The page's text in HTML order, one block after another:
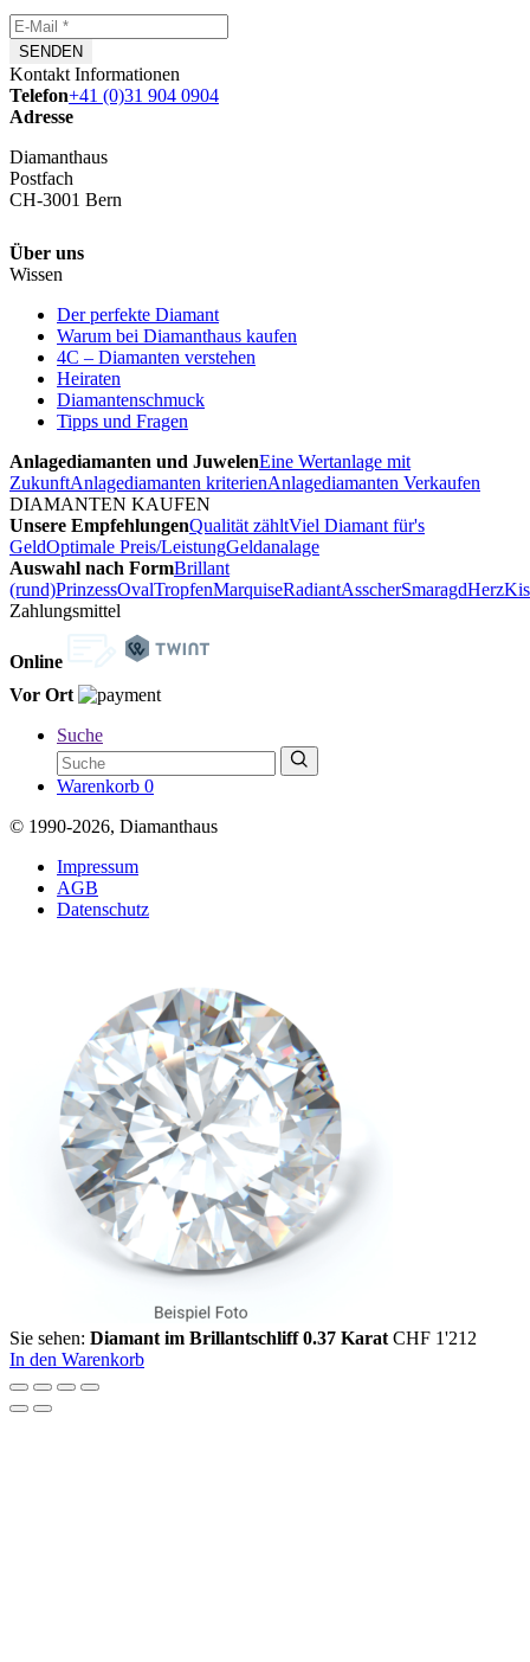
Kontakt Informationen
Telefon+41 (0)31 904 0904
Adresse
Diamanthaus
Postfach
CH-3001 Bern
Über uns
Wissen
Der perfekte Diamant
Warum bei Diamanthaus kaufen
4C – Diamanten verstehen
Heiraten
Diamantenschmuck
Tipps und Fragen
Anlagediamanten und JuwelenEine Wertanlage mit
ZukunftAnlagediamanten kriterienAnlagediamanten Verkaufen
DIAMANTEN KAUFEN
Unsere EmpfehlungenQualität zähltViel Diamant für's
GeldOptimale Preis/LeistungGeldanalage
Auswahl nach FormBrillant
(rund)PrinzessOvalTropfenMarquiseRadiantAsscherSmaragdHerz
Zahlungsmittel
Online
Vor Ort
Suche
Warenkorb 0
© 1990-2026, Diamanthaus
Impressum
AGB
Datenschutz
Sie sehen: Diamant im Brillantschliff 0.37 Karat CHF 1'212
In den Warenkorb